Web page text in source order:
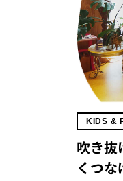
KIDS &
吹き抜
くつな